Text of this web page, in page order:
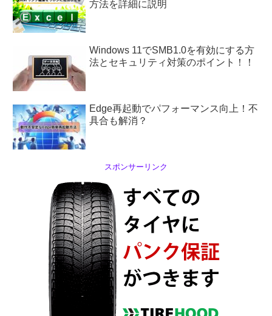
方法を詳細に説明
Windows 11でSMB1.0を有効にする方
法とセキュリティ対策のポイント！！
Edge再起動でパフォーマンス向上！不
具合も解消？
スポンサーリンク